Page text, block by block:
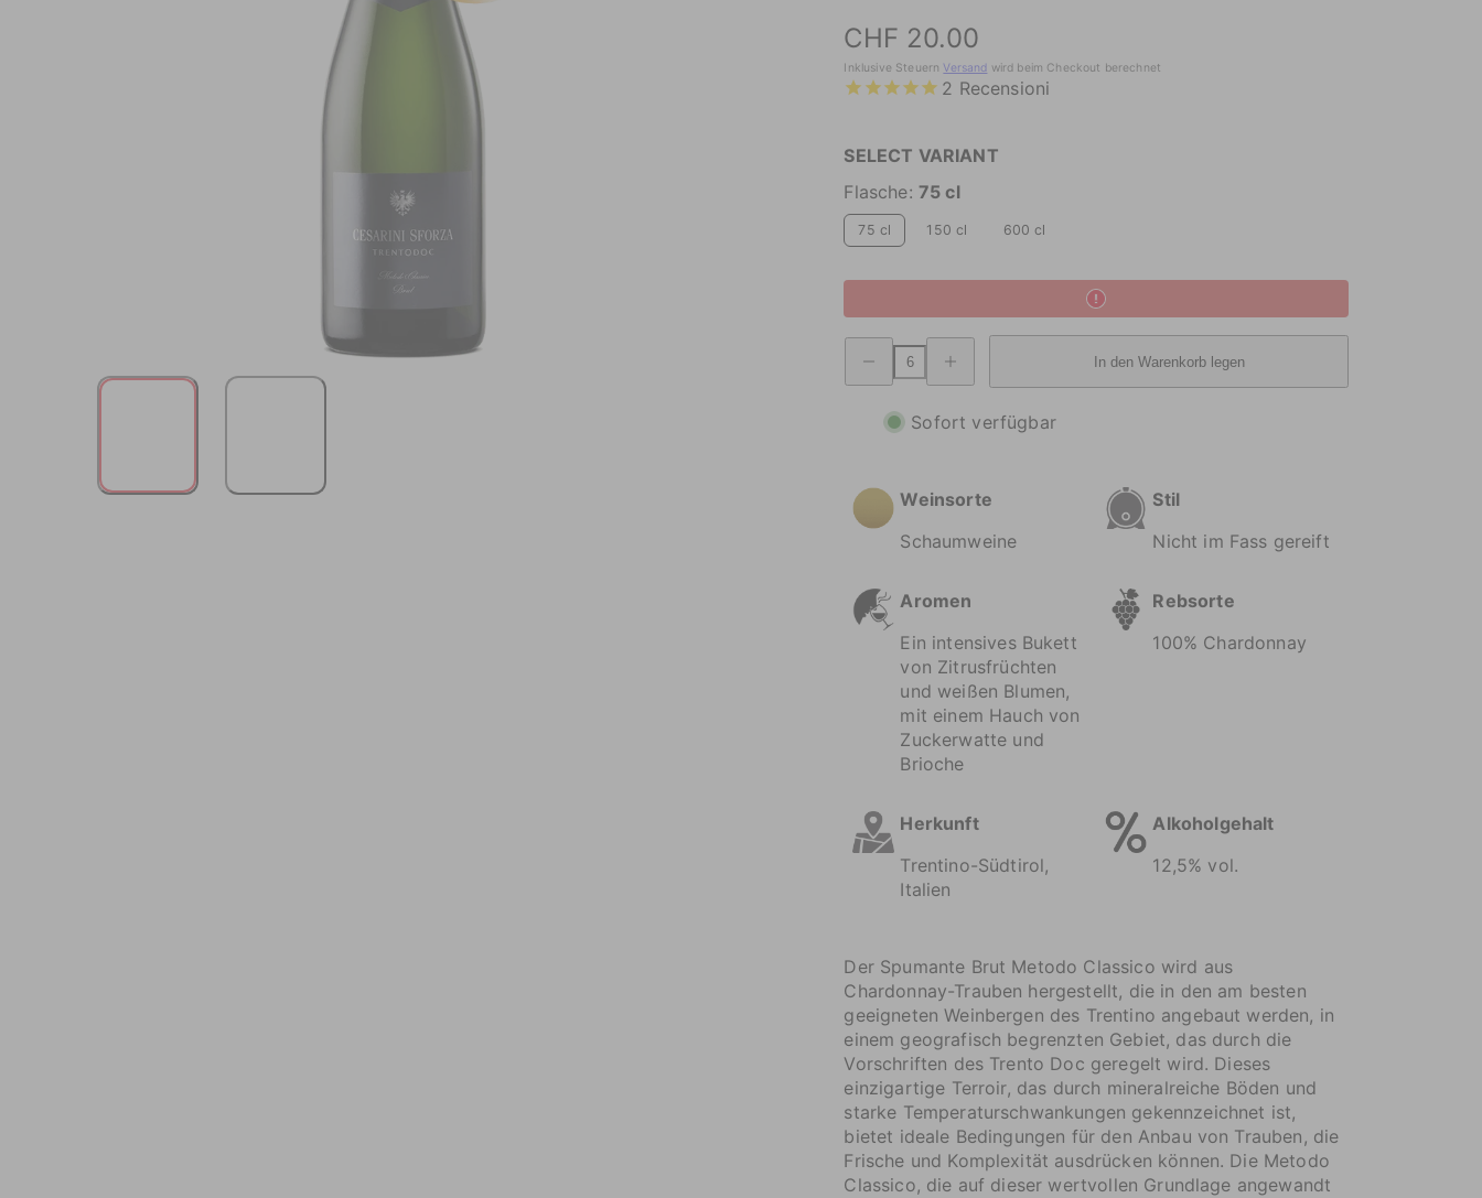
Preis
CHF 20.00
Inklusive Steuern Versand wird beim Checkout berechnet
2 Recensioni
SELECT VARIANT
Flasche: 75 cl
75 cl 150 cl 600 cl
Verringerung
der
Menge
Metodo
Menge
Spumante
Metodo
Classico
In den Warenkorb legen
Sofort verfügbar
Weinsorte
Schaumweine
Stil
Nicht im Fass gereift
Aromen
Ein intensives Bukett
von Zitrusfrüchten
und weißen Blumen,
mit einem Hauch von
Zuckerwatte und
Brioche
Rebsorte
100% Chardonnay
Herkunft
Trentino-Südtirol,
Italien
Alkoholgehalt
12,5% vol.
Der Spumante Brut Metodo Classico wird aus
Chardonnay-Trauben hergestellt, die in den am besten
geeigneten Weinbergen des Trentino angebaut werden, in
einem geografisch begrenzten Gebiet, das durch die
Vorschriften des Trento Doc geregelt wird. Dieses
einzigartige Terroir, das durch mineralreiche Böden und
starke Temperaturschwankungen gekennzeichnet ist,
bietet ideale Bedingungen für den Anbau von Trauben, die
Frische und Komplexität ausdrücken können. Die Metodo
Classico, die auf dieser wertvollen Grundlage angewandt